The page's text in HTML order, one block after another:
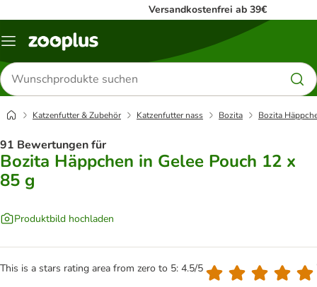
Versandkostenfrei ab 39€
Menü
Produkte
suchen
Katzenfutter & Zubehör Katzenfutter nass Bozita Bozita
91 Bewertungen für
Bozita Häppchen in Gelee Pouch 12 x
85 g
Produktbild hochladen
This is a stars rating area from zero to 5: 4.5/5